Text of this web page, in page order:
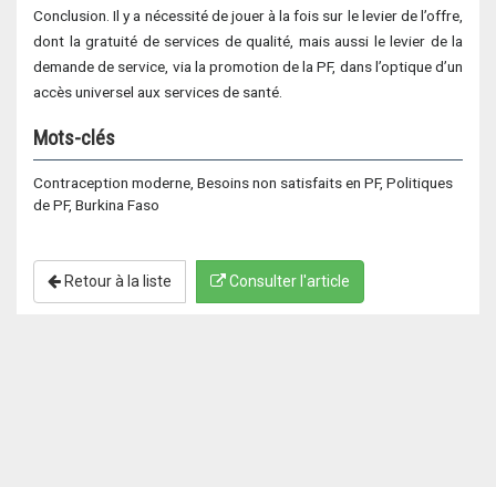
Conclusion. Il y a nécessité de jouer à la fois sur le levier de l’offre,
dont la gratuité de services de qualité, mais aussi le levier de la
demande de service, via la promotion de la PF, dans l’optique d’un
accès universel aux services de santé.
Mots-clés
Contraception moderne, Besoins non satisfaits en PF, Politiques
de PF, Burkina Faso
Retour à la liste Consulter l'article